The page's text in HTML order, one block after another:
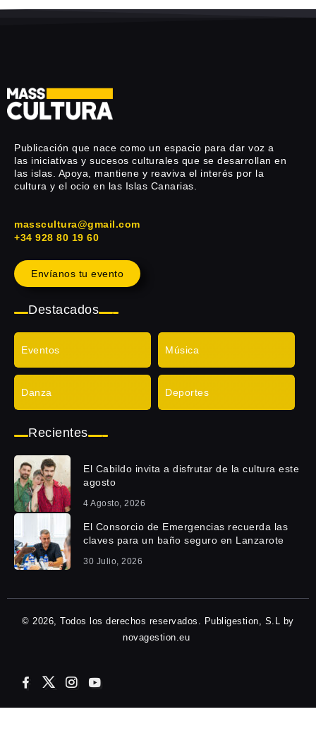
Publicación que nace como un espacio para dar voz a
las iniciativas y sucesos culturales que se desarrollan en
las islas. Apoya, mantiene y reaviva el interés por la
cultura y el ocio en las Islas Canarias.
masscultura@gmail.com
+34 928 80 19 60
Envíanos tu evento
Destacados
Eventos Música
Danza Deportes
Recientes
El Cabildo invita a disfrutar de la cultura este
agosto
4 Agosto, 2026
El Consorcio de Emergencias recuerda las
claves para un baño seguro en Lanzarote
30 Julio, 2026
© 2026, Todos los derechos reservados. Publigestion, S.L by
novagestion.eu